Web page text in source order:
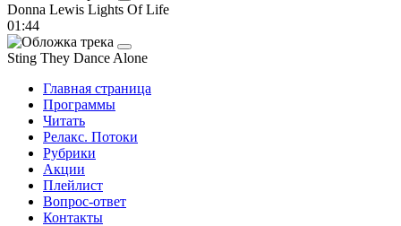
Donna Lewis Lights Of Life
01:44
Sting They Dance Alone
Главная страница
Программы
Читать
Релакс. Потоки
Рубрики
Акции
Плейлист
Вопрос-ответ
Контакты